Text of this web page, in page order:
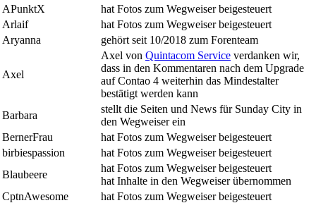
APunktX
hat Fotos zum Wegweiser beigesteuert
Arlaif
hat Fotos zum Wegweiser beigesteuert
Aryanna
gehört seit 10/2018 zum Forenteam
Axel
Axel von Quintacom Service verdanken wir,
dass in den Kommentaren nach dem Upgrade
auf Contao 4 weiterhin das Mindestalter
bestätigt werden kann
Barbara
stellt die Seiten und News für Sunday City in
den Wegweiser ein
BernerFrau
hat Fotos zum Wegweiser beigesteuert
birbiespassion
hat Fotos zum Wegweiser beigesteuert
Blaubeere
hat Fotos zum Wegweiser beigesteuert
hat Inhalte in den Wegweiser übernommen
CptnAwesome
hat Fotos zum Wegweiser beigesteuert